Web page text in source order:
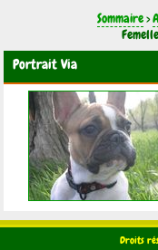
Sommaire>
Femelle
Portrait Via
Droits